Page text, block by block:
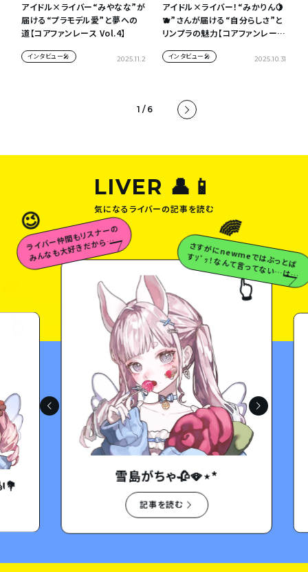
アイドル×ライバー“みやなな”が
届ける“プラモデル愛”と夢への
道【コアファンレース Vol.4】
インタビュー🎤 2025.11.2
アイドル×ライバー！“みかりん🍋
🫐”さんが届ける“自分らしさ”と
リンプラの魅力【コアファンレース
インタビュー🎤 2025.10.31
1 / 6
LIVER 👤📱
気になるライバーの記事を読む
離さへんで♡
😉
ラ
イ
バ
ー
仲
間
も
リ
ス
ナ
ー
の
み
ん
な
も
大
好
き
だ
か
ら
な
っ
💗
🌈
👆
さすが
に
newm
eでは
ぶっとば
すｿﾞｯ！な
んて言
ってな
い…
は
ず…
雪島がちゃ🥀🪭⋆*
記事を読む
😉